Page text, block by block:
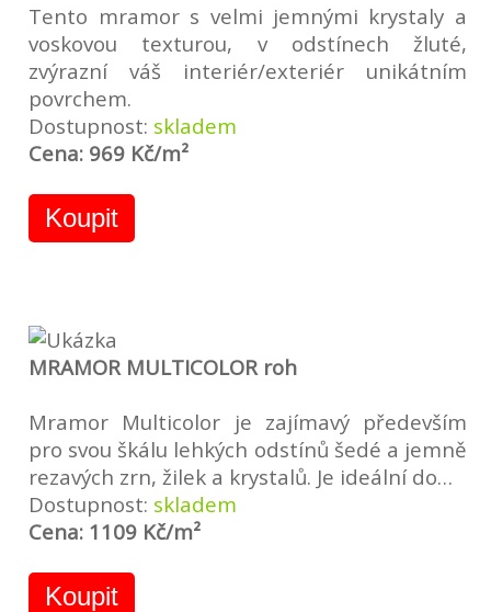
Tento mramor s velmi jemnými krystaly a
voskovou texturou, v odstínech žluté,
zvýrazní váš interiér/exteriér unikátním
povrchem.
Dostupnost: skladem
Cena: 969 Kč/m²
Koupit
MRAMOR MULTICOLOR roh
Mramor Multicolor je zajímavý především
pro svou škálu lehkých odstínů šedé a jemně
rezavých zrn, žilek a krystalů. Je ideální do…
Dostupnost: skladem
Cena: 1109 Kč/m²
Koupit